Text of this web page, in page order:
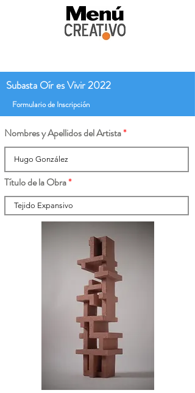
Subasta Oír es Vivir 2022
Formulario de Inscripción
Nombres y Apellidos del Artista
Título de la Obra